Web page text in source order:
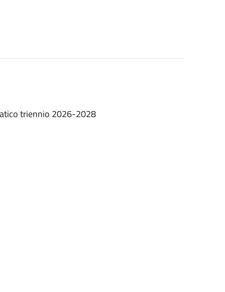
triennio 2026-2028